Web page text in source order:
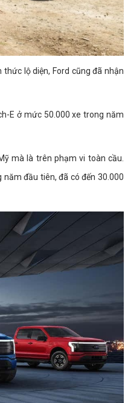
thức lộ diện, Ford cũng đã nhận
E ở mức 50.000 xe trong năm
mà là trên phạm vi toàn cầu.
đầu tiên, đã có đến 30.000